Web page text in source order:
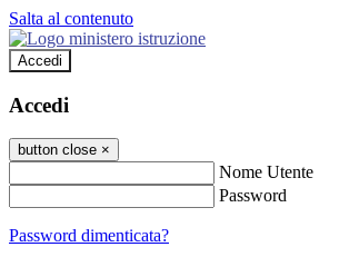
Salta al contenuto
Accedi
Accedi
button close ×
Nome Utente
Password
Password dimenticata?